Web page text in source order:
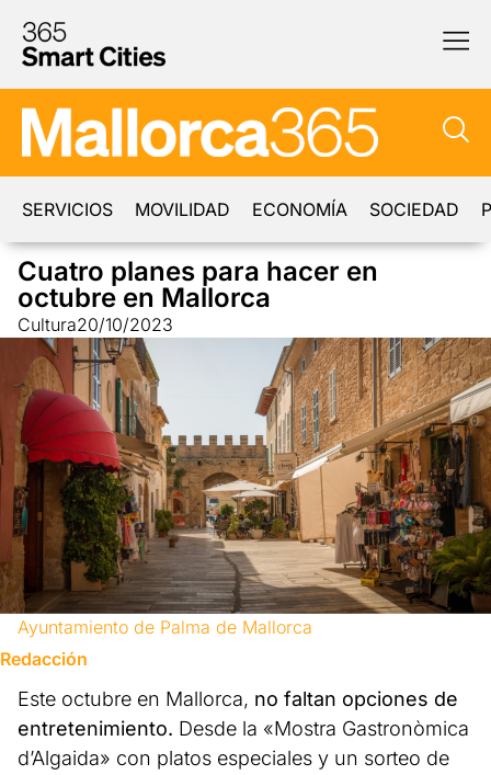
SERVICIOS MOVILIDAD ECONOMÍA SOCIEDAD
Cuatro planes para hacer en
octubre en Mallorca
Cultura20/10/2023
Ayuntamiento de Palma de Mallorca
Redacción
Este octubre en Mallorca, no faltan opciones de
entretenimiento. Desde la «Mostra Gastronòmica
d’Algaida» con platos especiales y un sorteo de